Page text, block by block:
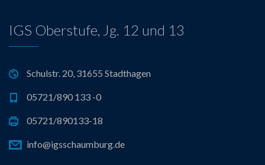
IGS Oberstufe, Jg. 12 und 13
Schulstr. 20, 31655 Stadthagen
05721/890 133 -0
05721/890133-18
info@igsschaumburg.de